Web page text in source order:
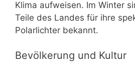
Klima aufweisen. Im Winter
Teile des Landes für ihre
Polarlichter bekannt.
Bevölkerung und Kultur